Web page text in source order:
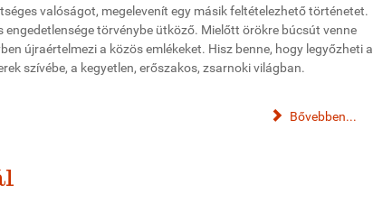
valóságot, megelevenít egy másik feltételezhető történetet.
engedetlensége törvénybe ütköző. Mielőtt örökre búcsút venne
újraértelmezi a közös emlékeket. Hisz benne, hogy legyőzheti a
szívébe, a kegyetlen, erőszakos, zsarnoki világban.
Bővebben...